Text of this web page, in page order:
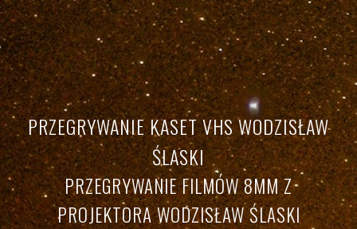
PRZEGRYWANIE KASET VHS WODZISŁAW
ŚLASKI
PRZEGRYWANIE FILMÓW 8MM Z
PROJEKTORA WODZISŁAW ŚLASKI